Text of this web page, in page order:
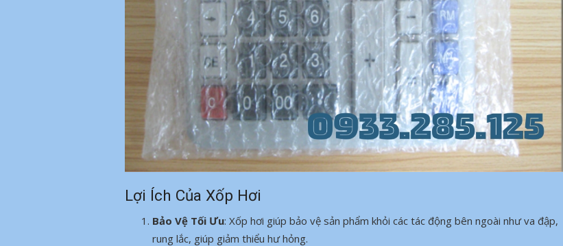
Lợi Ích Của Xốp Hơi
Bảo Vệ Tối Ưu: Xốp hơi giúp bảo vệ sản phẩm khỏi các tác động bên ngoài như va đập,
rung lắc, giúp giảm thiểu hư hỏng.